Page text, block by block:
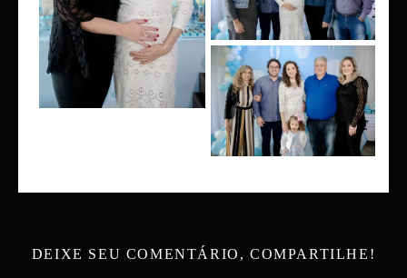
DEIXE SEU COMENTÁRIO, COMPARTILHE!